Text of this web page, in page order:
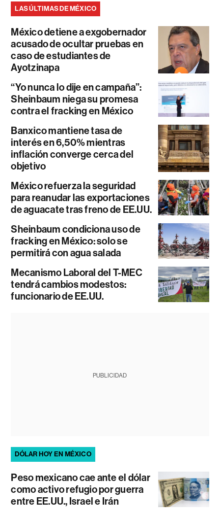
LAS ÚLTIMAS DE MÉXICO
México detiene a exgobernador
acusado de ocultar pruebas en
caso de estudiantes de
Ayotzinapa
“Yo nunca lo dije en campaña”:
Sheinbaum niega su promesa
contra el fracking en México
Banxico mantiene tasa de
interés en 6,50% mientras
inflación converge cerca del
objetivo
México refuerza la seguridad
para reanudar las exportaciones
de aguacate tras freno de EE.UU.
Sheinbaum condiciona uso de
fracking en México: solo se
permitirá con agua salada
Mecanismo Laboral del T-MEC
tendrá cambios modestos:
funcionario de EE.UU.
PUBLICIDAD
DÓLAR HOY EN MÉXICO
Peso mexicano cae ante el dólar
como activo refugio por guerra
entre EE.UU., Israel e Irán